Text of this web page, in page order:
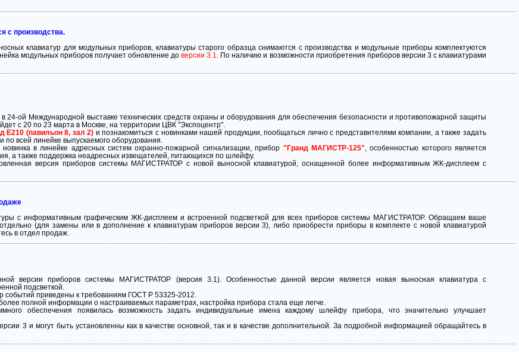
с производства.
клавиатур для модульных приборов, клавиатуры старого образца снимаются с производства и модульные приборы комплектуются
модульных приборов получает обновление доверсии 3.1. По наличию и возможности приобретения приборов версии 3 с клавиатурами
24-ой Международной выставке технических средств охраны и оборудования для обеспечения безопасности и противопожарной защиты
с 20 по 23 марта в Москве, на территории ЦВК "Экспоцентр".
E210 (павильон 8, зал 2) и познакомиться с новинками нашей продукции, пообщаться лично с представителями компании, а также задать
по всей линейке выпускаемого оборудования.
в линейке адресных систем охранно-пожарной сигнализации, прибор "Гранд МАГИСТР-125", особенностью которого является
а также поддержка неадресных извещателей, питающихся по шлейфу.
версия приборов системы МАГИСТРАТОР с новой выносной клавиатурой, оснащенной более информативным ЖК-дисплеем с
с информативным графическим ЖК-дисплеем и встроенной подсветкой для всех приборов системы МАГИСТРАТОР. Обращаем ваше
(для замены или в дополнение к клавиатурам приборов версии 3), либо приобрести приборы в комплекте с новой клавиатурой
в отдел продаж.
версии приборов системы МАГИСТРАТОР (версия 3.1). Особенностью данной версии является новая выносная клавиатура с
подсветкой.
событий приведены к требованиям ГОСТ Р 53325-2012.
полной информации о настраиваемых параметрах, настройка прибора стала еще легче.
обеспечения появилась возможность задать индивидуальные имена каждому шлейфу прибора, что значительно улучшает
3 и могут быть установленны как в качестве основной, так и в качестве дополнительной. За подробной информацией обращайтесь в